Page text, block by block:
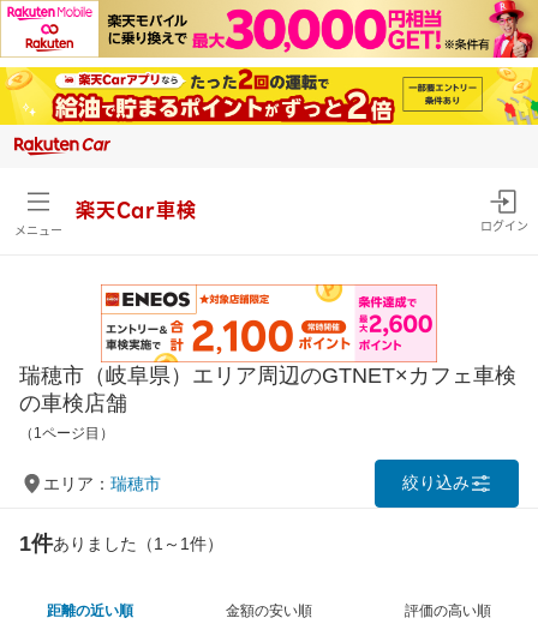
メニュー
楽天Car車検
ログイン
瑞穂市（岐阜県）エリア周辺のGTNET×カフェ車検
の車検店舗
（1ページ目）
エリア： 瑞穂市 絞り込み
1件ありました（1～1件）
距離の近い順 金額の安い順 評価の高い順